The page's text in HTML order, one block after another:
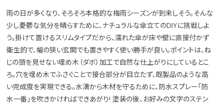
雨の日が多くなり、そろそろ本格的な梅雨シーズンが到来しそう。そんな
少し憂鬱な気分を晴らすために、ナチュラルな傘立てのDIYに挑戦しよ
う。掛けて置けるスリムタイプだから、濡れた傘が床や壁に直接付かず
衛生的で、幅の狭い玄関でも置きやすく使い勝手が良い。ポイントは、ね
じの頭を見せない埋め木（ダボ）加工で自然な仕上がりにしているとこ
ろ。穴を埋め木でふさぐことで接合部分が目立たず、既製品のような高
い完成度を実現できる。水滴から木材を守るために、防水スプレー「防
水一番」を吹きかければできあがり! 塗装の後、お好みの文字のステン